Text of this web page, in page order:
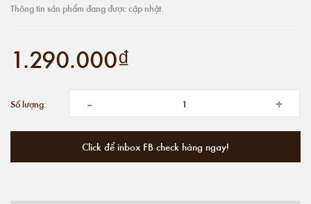
Thông tin sản phẩm đang được cập nhật.
1.290.000₫
Số lượng: - +
Click để inbox FB check hàng ngay!